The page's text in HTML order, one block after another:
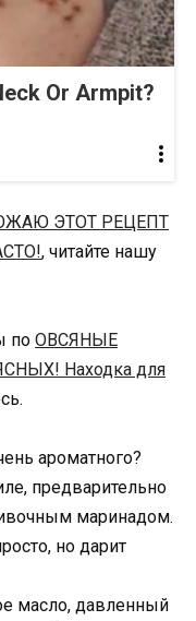
Or Armpit?
ЭТОТ РЕЦЕПТ
, читайте нашу
по ОВСЯНЫЕ
Находка для
ароматного?
предварительно
маринадом.
но дарит
масло, давленный